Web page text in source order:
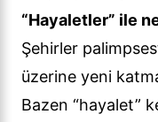
“Hayaletler” ile
Şehirler
üzerine yeni
Bazen “hayalet”